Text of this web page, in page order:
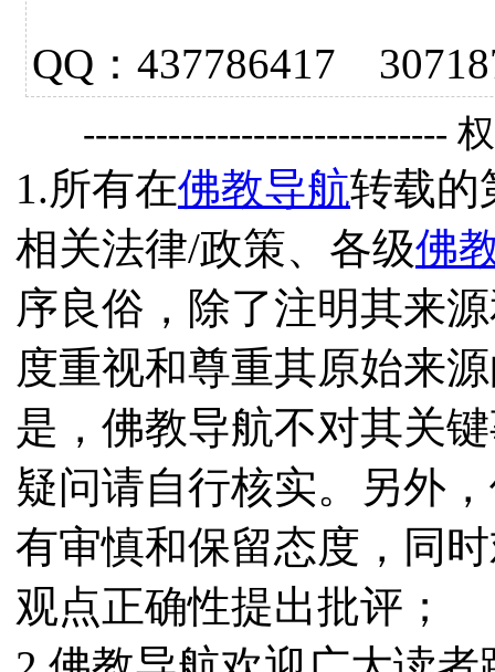
QQ：437786417
------------------------------
1.所有在佛教导航转载的
相关法律/政策、各级佛
序良俗，除了注明其来
度重视和尊重其原始来
是，佛教导航不对其关
疑问请自行核实。另外
有审慎和保留态度，同
观点正确性提出批评；